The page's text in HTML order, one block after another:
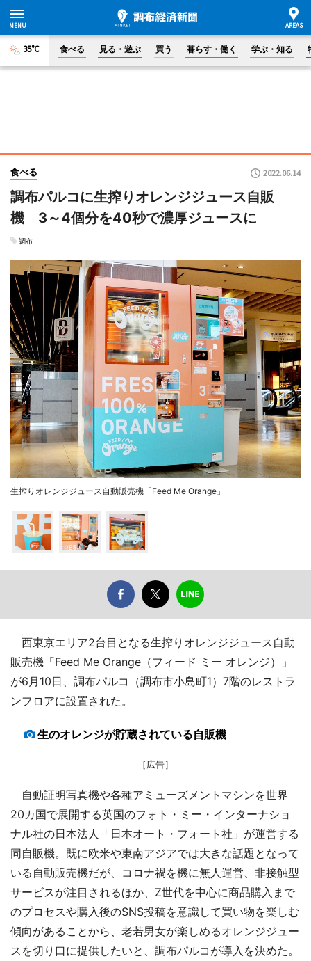
35°C 食べる 見る・遊ぶ 買う 暮らす・働く 学ぶ・知る
食べる 2022.06.14
調布パルコに生搾りオレンジジュース自販
機 3～4個分を40秒で濃厚ジュースに
調布
生搾りオレンジジュース自動販売機「Feed Me Orange」
西東京エリア2台目となる生搾りオレンジジュース自動
販売機「Feed Me Orange（フィード ミー オレンジ）」
が6月10日、調布パルコ（調布市小島町1）7階のレストラ
ンフロアに設置された。
生のオレンジが貯蔵されている自販機
［広告］
自動証明写真機や各種アミューズメントマシンを世界
20カ国で展開する英国のフォト・ミー・インターナショ
ナル社の日本法人「日本オート・フォート社」が運営する
同自販機。既に欧米や東南アジアでは大きな話題となって
いる自動販売機だが、コロナ禍を機に無人運営、非接触型
サービスが注目されるほか、Z世代を中心に商品購入まで
のプロセスや購入後のSNS投稿を意識して買い物を楽しむ
傾向があることから、老若男女が楽しめるオレンジジュー
スを切り口に提供したいと、調布パルコが導入を決めた。